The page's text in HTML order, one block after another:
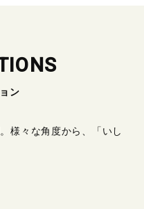
ン
様々な角度から、「いし